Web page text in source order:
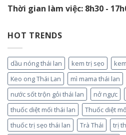
Thời gian làm việc: 8h30 -
HOT TRENDS
dầu nóng thái lan kem trị sẹo
Keo ong Thái Lan
mì mama thái lan
nước sốt trộn gỏi thái lan
nở ngực
thuốc diệt mối thái lan
Thuốc diệt
thuốc trị sẹo thái lan
Trà Thái
trị